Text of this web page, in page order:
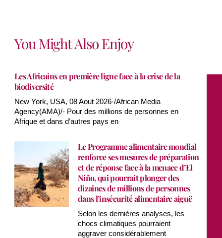
You Might Also Enjoy
Les Africains en première ligne face à la crise de la
biodiversité
New York, USA, 08 Aout 2026-/African Media
Agency(AMA)/- Pour des millions de personnes en
Afrique et dans d’autres pays en
Le Programme alimentaire mondial
renforce ses mesures de préparation
et de réponse face à la menace d’El
Niño, qui pourrait plonger des
dizaines de millions de personnes
dans l’insécurité alimentaire aiguë
Selon les dernières analyses, les
chocs climatiques pourraient
aggraver considérablement